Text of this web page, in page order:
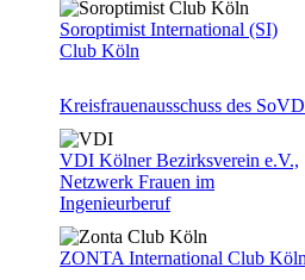
Soroptimist International (SI)
Club Köln
Kreisfrauenausschuss des SoVD
VDI Kölner Bezirksverein e.V.,
Netzwerk Frauen im
Ingenieurberuf
ZONTA International Club Köln